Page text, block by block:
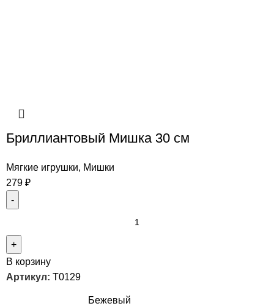
Бриллиантовый Мишка 30 см
Мягкие игрушки, Мишки
279 ₽
В корзину
Артикул: T0129
Бежевый